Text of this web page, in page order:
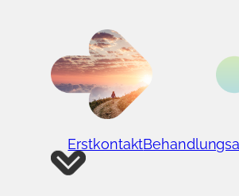
Erstkontakt